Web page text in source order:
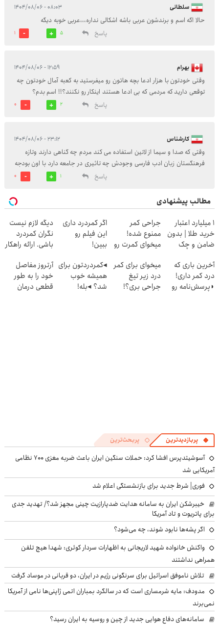
سلطانی ۰۸:۰۳ - ۱۴۰۴/۰۸/۰۶
حالا اگه اسم و برندشون عربی باشه اشکالی نداره،،،عربی خوبه دیگه
پاسخ
5
1
بهرام ۱۲:۵۹ - ۱۴۰۴/۰۸/۰۶
وقتی خودتون با هزار ادعا بچه هاتون رو میفرستید به کعبه آمال خودتون چه
توقعی دارید که مردمی که بی ادعا هستند اینکار رو نکنند؟!! اسم بدم؟
پاسخ
2
0
کارشناس ۲۳:۱۲ - ۱۴۰۴/۰۸/۰۶
وقتی که صدا و سیما از لاتین استفاده می کند مردم چه گناهی دارند وتازه
فرهنگستان زبان ادب فارسی وجودش چه تاثیری در جامعه دارد با اون بودجه
پاسخ
1
0
مطالب پیشنهادی
۱ میلیارد اعتبار
خرید طلا | بدون
ضامن و چک
جراحی کمر
ممنوع شده!
میخوای کمرت رو
کنی؟
((پرسش‌نامه))
اگر کمردرد داری
این فیلم رو
ببین!
پر کن◖
دیگه لازم نیست
نگران کمردرد
باشی. ارائه راهکار
آخرین باری که
درد کمر داری!
◗پرسش‌نامه رو
میخوای برای کمر
درد زیر تیغ
جراحی بری؟!
◂کمردردتون برای
همیشه خوب
شد؟ ◂بله!
آرتروز مفاصل
خود را به طور
قطعی درمان
پربازدیدترین پربحث‌ترین
آسوشیتدپرس افشا کرد: حملات سنگین ایران باعث ضربه مغزی ۷۰۰ نظامی
آمریکایی شد
فوری| شرط جدید برای بازنشستگی اعلام شد
خیبرشکن ایران به سامانه هدایت ضدپارازیت چینی مجهز شد؟/ تهدید جدی
برای پاتریوت و تاد آمریکا
اگر پشه‌ها نابود شوند، چه می‌شود؟
واکنش خانواده شهید لاریجانی به اظهارات سردار کوثری: شهدا هیچ تلفن
همراهی نداشتند
تلاش ناموفق اسرائیل برای سرنگونی رژیم در ایران، دو قربانی در موساد گرفت
مدودف: مایه شرمساری است که در سالگرد بمباران اتمی ژاپنی‌ها نامی از آمریکا
نمی‌برند
سامانه‌های دفاع هوایی جدید از چین و روسیه به ایران رسید؟